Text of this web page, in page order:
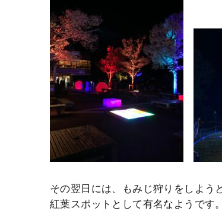
その翌日には、もみじ狩りをしよう
紅葉スポットとして有名なようです。